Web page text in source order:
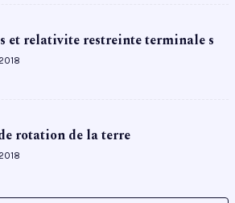
et relativite restreinte terminale s
rotation de la terre